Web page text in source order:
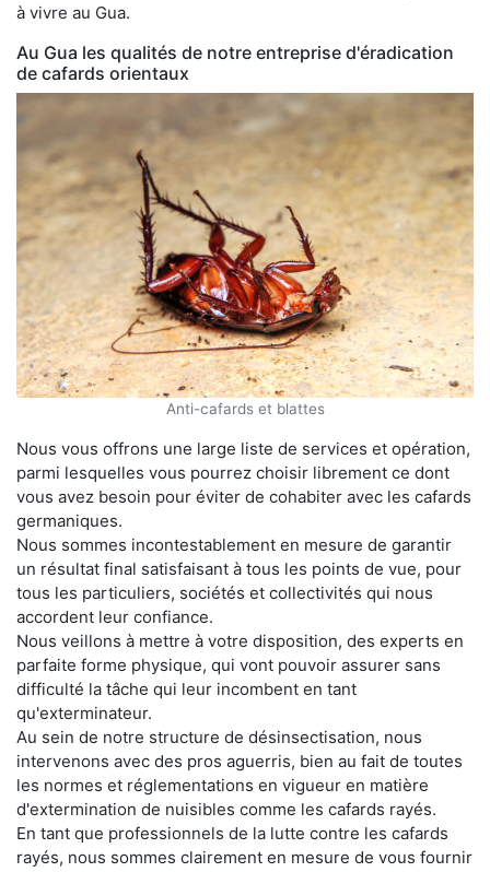
à vivre au Gua.
Au Gua les qualités de notre entreprise d'éradication
de cafards orientaux
Anti-cafards et blattes
Nous vous offrons une large liste de services et opération,
parmi lesquelles vous pourrez choisir librement ce dont
vous avez besoin pour éviter de cohabiter avec les cafards
germaniques.
Nous sommes incontestablement en mesure de garantir
un résultat final satisfaisant à tous les points de vue, pour
tous les particuliers, sociétés et collectivités qui nous
accordent leur confiance.
Nous veillons à mettre à votre disposition, des experts en
parfaite forme physique, qui vont pouvoir assurer sans
difficulté la tâche qui leur incombent en tant
qu'exterminateur.
Au sein de notre structure de désinsectisation, nous
intervenons avec des pros aguerris, bien au fait de toutes
les normes et réglementations en vigueur en matière
d'extermination de nuisibles comme les cafards rayés.
En tant que professionnels de la lutte contre les cafards
rayés, nous sommes clairement en mesure de vous fournir